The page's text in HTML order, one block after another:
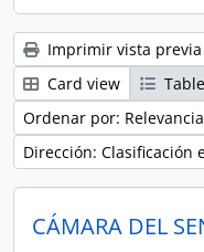
Imprimir vista previa
Card view
Ordenar por: Relevancia
Dirección: Clasificación
CÁMARA DEL